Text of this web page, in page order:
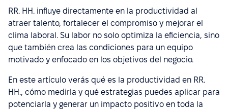
RR. HH. influye directamente en la productividad al
atraer talento, fortalecer el compromiso y mejorar el
clima laboral. Su labor no solo optimiza la eficiencia, sino
que también crea las condiciones para un equipo
motivado y enfocado en los objetivos del negocio.
En este artículo verás qué es la productividad en RR.
HH., cómo medirla y qué estrategias puedes aplicar para
potenciarla y generar un impacto positivo en toda la